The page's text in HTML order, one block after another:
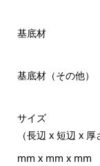
基底材
基底材（その他）
サイズ
（長辺 x 短辺 x 厚
mm x mm x mm